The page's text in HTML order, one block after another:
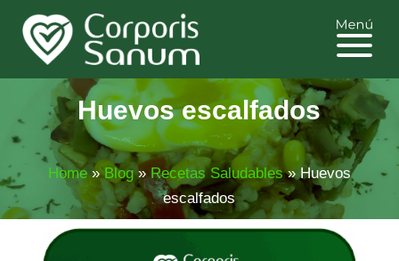
Huevos escalfados
Home»Blog»Recetas Saludables»Huevos
escalfados